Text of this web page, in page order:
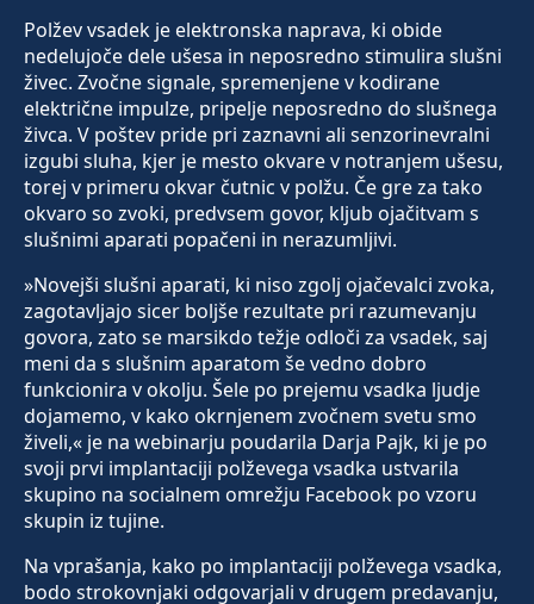
Polžev vsadek je elektronska naprava, ki obide
nedelujoče dele ušesa in neposredno stimulira slušni
živec. Zvočne signale, spremenjene v kodirane
električne impulze, pripelje neposredno do slušnega
živca. V poštev pride pri zaznavni ali senzorinevralni
izgubi sluha, kjer je mesto okvare v notranjem ušesu,
torej v primeru okvar čutnic v polžu. Če gre za tako
okvaro so zvoki, predvsem govor, kljub ojačitvam s
slušnimi aparati popačeni in nerazumljivi.
»Novejši slušni aparati, ki niso zgolj ojačevalci zvoka,
zagotavljajo sicer boljše rezultate pri razumevanju
govora, zato se marsikdo težje odloči za vsadek, saj
meni da s slušnim aparatom še vedno dobro
funkcionira v okolju. Šele po prejemu vsadka ljudje
dojamemo, v kako okrnjenem zvočnem svetu smo
živeli,« je na webinarju poudarila Darja Pajk, ki je po
svoji prvi implantaciji polževega vsadka ustvarila
skupino na socialnem omrežju Facebook po vzoru
skupin iz tujine.
Na vprašanja, kako po implantaciji polževega vsadka,
bodo strokovnjaki odgovarjali v drugem predavanju,